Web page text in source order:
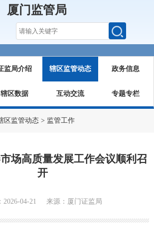
厦门监管局
监局介绍 辖区监管动态 政务信息
辖区数据 互动交流 专题专栏
区监管动态 > 监管工作
场高质量发展工作会议顺利召
开
2026-04-21 来源：厦门证监局